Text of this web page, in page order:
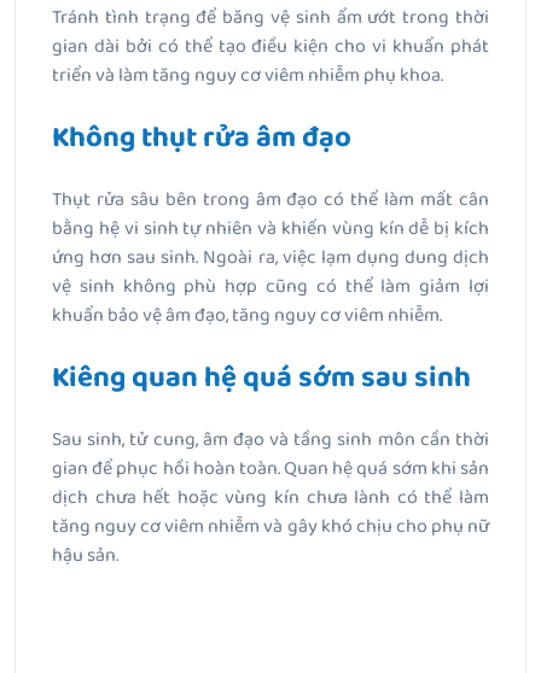
Tránh tình trạng để băng vệ sinh ẩm ướt trong thời
gian dài bởi có thể tạo điều kiện cho vi khuẩn phát
triển và làm tăng nguy cơ viêm nhiễm phụ khoa.
Không thụt rửa âm đạo
Thụt rửa sâu bên trong âm đạo có thể làm mất cân
bằng hệ vi sinh tự nhiên và khiến vùng kín dễ bị kích
ứng hơn sau sinh. Ngoài ra, việc lạm dụng dung dịch
vệ sinh không phù hợp cũng có thể làm giảm lợi
khuẩn bảo vệ âm đạo, tăng nguy cơ viêm nhiễm.
Kiêng quan hệ quá sớm sau sinh
Sau sinh, tử cung, âm đạo và tầng sinh môn cần thời
gian để phục hồi hoàn toàn. Quan hệ quá sớm khi sản
dịch chưa hết hoặc vùng kín chưa lành có thể làm
tăng nguy cơ viêm nhiễm và gây khó chịu cho phụ nữ
hậu sản.